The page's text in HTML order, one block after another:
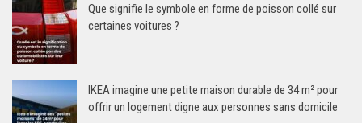
Que signifie le symbole en forme de poisson collé sur
certaines voitures ?
IKEA imagine une petite maison durable de 34 m² pour
offrir un logement digne aux personnes sans domicile